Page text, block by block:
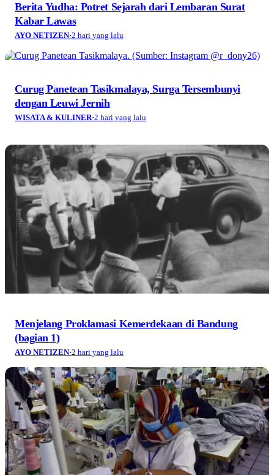
Berita Yudha: Potret Sejarah dari Lembaran Surat
Kabar Lawas
AYO NETIZEN·2 hari yang lalu
Curug Panetean Tasikmalaya, Surga Tersembunyi
dengan Leuwi Jernih
WISATA & KULINER·2 hari yang lalu
Menjelang Proklamasi Kemerdekaan di Bandung
(bagian 1)
AYO NETIZEN·2 hari yang lalu